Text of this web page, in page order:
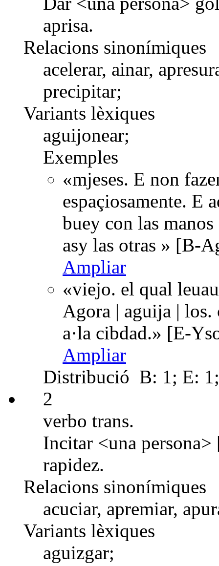
aprisa.
Relacions sinonímiques
acelerar, ainar,
precipitar;
Variants lèxiques
aguijonear;
Exemples
«mjeses. E non
espaçiosamente. E
buey con las
asy las otras » [B-
Ampliar
«viejo. el qual
Agora | aguija | los.
a·la cibdad.» [E-
Ampliar
Distribució B: 1; E: 1;
2
verbo trans.
Incitar <una
rapidez.
Relacions sinonímiques
acuciar, apremiar,
Variants lèxiques
aguizgar;